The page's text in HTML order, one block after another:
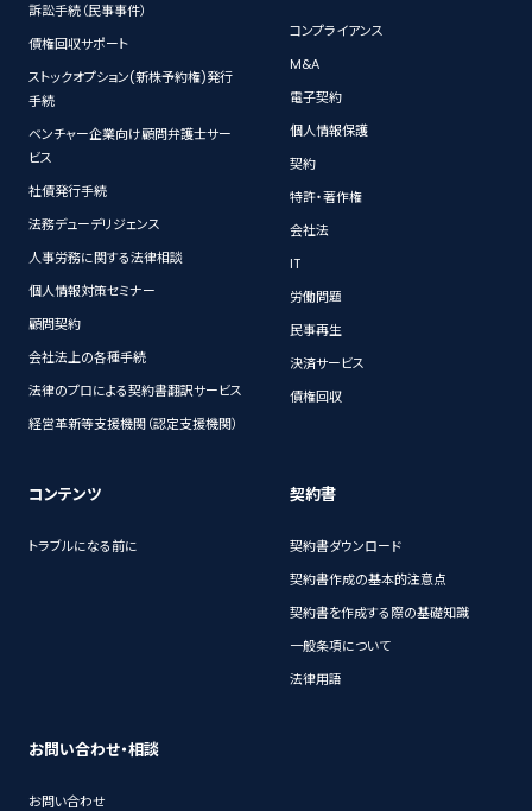
訴訟手続（民事事件）
債権回収サポート
ストックオプション(新株予約権)発行
手続
ベンチャー企業向け顧問弁護士サー
ビス
社債発行手続
法務デューデリジェンス
人事労務に関する法律相談
個人情報対策セミナー
顧問契約
会社法上の各種手続
法律のプロによる契約書翻訳サービス
経営革新等支援機関（認定支援機関）
コンプライアンス
M&A
電子契約
個人情報保護
契約
特許・著作権
会社法
IT
労働問題
民事再生
決済サービス
債権回収
コンテンツ
トラブルになる前に
契約書
契約書ダウンロード
契約書作成の基本的注意点
契約書を作成する際の基礎知識
一般条項について
法律用語
お問い合わせ・相談
お問い合わせ